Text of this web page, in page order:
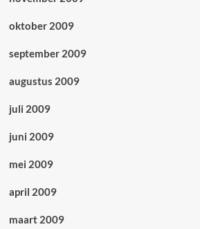
oktober 2009
september 2009
augustus 2009
juli 2009
juni 2009
mei 2009
april 2009
maart 2009